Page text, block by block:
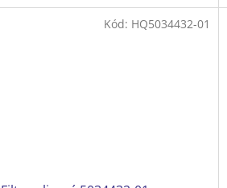
Kód: HQ5034432-01